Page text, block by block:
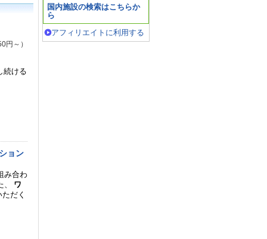
円～）
続ける
ョン
み合わ
ワ
だく
国内施設の検索はこちらか
ら
アフィリエイトに利用する